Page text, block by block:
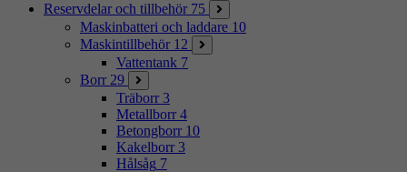
Reservdelar och tillbehör 75
Maskinbatteri och laddare 10
Maskintillbehör 12
Vattentank 7
Borr 29
Träborr 3
Metallborr 4
Betongborr 10
Kakelborr 3
Hålsåg 7